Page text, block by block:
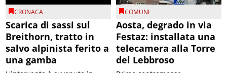
CRONACA
Scarica di sassi sul
Breithorn, tratto in
salvo alpinista ferito a
una gamba
COMUNI
Aosta, degrado in via
Festaz: installata una
telecamera alla Torre
del Lebbroso